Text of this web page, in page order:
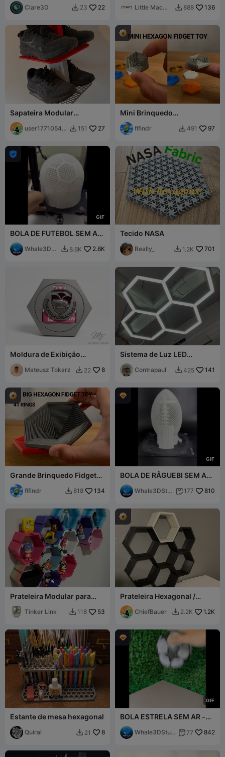
Hexagonal Modular
Clare3D  23 22
Little Mac
 888 136
Sapateira Modular
Empilhável
user17710545
 151 27
Mini Brinquedo
Antiestresse Hexagonal
fifindr  491 97
GIF

BOLA DE FUTEBOL SEM AR
- BOLA DE FUTEBOL
Whale3DSt
 8.6K 2.6K
Tecido NASA
Really_  1.2K 701
Moldura de Exibição
Hexagonal para Medalhas |
Guia de Fita
Mateusz Tokarz  22 8
Sistema de Luz LED
Modular
Contrapaul  425 141
Grande Brinquedo Fidget
Hexagonal
fifindr  818 134
GIF

BOLA DE RÂGUEBI SEM AR
- FUTEBOL - STL & 3MF
MULTICOLOR
Whale3DStu
 177 810
Prateleira Modular para
Tonies
Tinker Link  118 53
Prateleira Hexagonal /
Prateleira Colmeia
ChiefBauer  2.2K 1.2K
Estante de mesa hexagonal
Quiral  21 8
GIF

BOLA ESTRELA SEM AR -
BOLA DE FUTEBOL COM
ESTRELA - CHAMPION
LEAGUE
Whale3DStudi
 77 842